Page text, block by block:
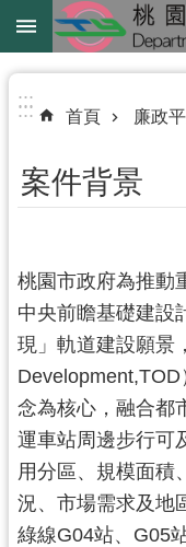
跳到主要內容區塊
綠
延
中
路
地
下
化
進
階
搜
尋
:::
::: 首頁 廉政
案件背景
桃園市政府為推動
中央前瞻基礎建設
現」軌道建設願景
念為核心，融合都
運車站周邊步行可
用分區、規模面積
況、市場需求及地
綠線G04站、G05